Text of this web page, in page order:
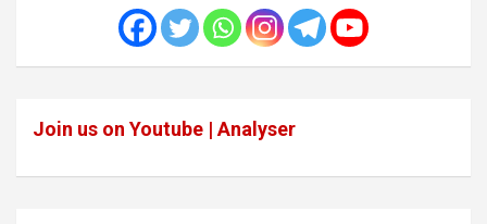
Join us on Youtube | Analyser